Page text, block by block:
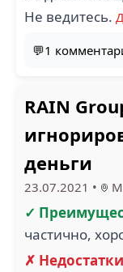
Не ведитесь.
💬1
RAIN
деньги
23.07.2021 •
✓
частично,
✗ Недостатки